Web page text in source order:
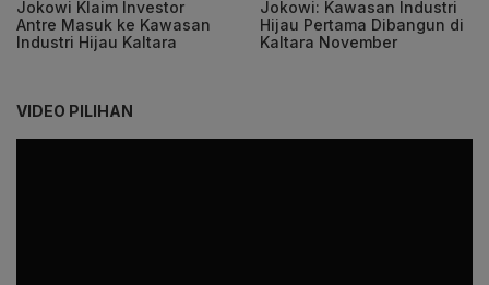
Jokowi Klaim Investor
Antre Masuk ke Kawasan
Industri Hijau Kaltara
Jokowi: Kawasan Industri
Hijau Pertama Dibangun di
Kaltara November
VIDEO PILIHAN